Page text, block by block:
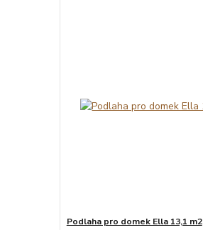
Podlaha pro domek Ella 13,1 m2